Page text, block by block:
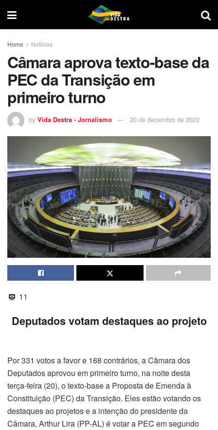
Home Noticias
Câmara aprova texto-base da
PEC da Transição em
primeiro turno
by Vida Destra - Jornalismo 20 de dezembro de 2022
11
Deputados votam destaques ao projeto
Por 331 votos a favor e 168 contrários, a Câmara dos
Deputados aprovou em primeiro turno, na noite desta
terça-feira (20), o texto-base a Proposta de Emenda à
Constituição (PEC) da Transição. Eles estão votando os
destaques ao projetos e a intenção do presidente da
Câmara, Arthur Lira (PP-AL) é votar a PEC em segundo